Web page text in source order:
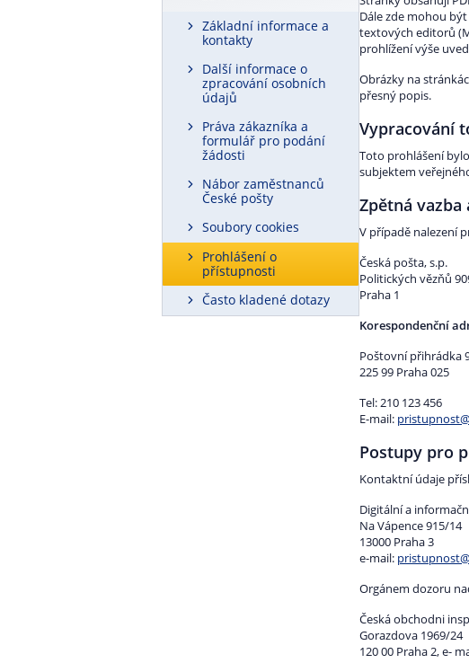
Základní informace a
kontakty
Další informace o
zpracování osobních
údajů
Práva zákazníka a
formulář pro podání
žádosti
Nábor zaměstnanců
České pošty
Soubory cookies
Prohlášení o
přístupnosti
Často kladené dotazy
Dále zde mohou
textových editorů
prohlížení výše
Obrázky na
přesný popis.
Vypracování
Toto prohlášení
subjektem
Zpětná
V případě nalezení
Česká pošta, s.p.
Politických vězňů
Praha 1
Korespondenční
Poštovní přihrádka
225 99 Praha 025
Tel: 210 123 456
E-mail:
Postupy pro
Kontaktní údaje
Digitální a
Na Vápence 915/14
13000 Praha 3
e-mail:
Orgánem dozoru
Česká obchodni
Gorazdova 1969/24
120 00 Praha 2, e-